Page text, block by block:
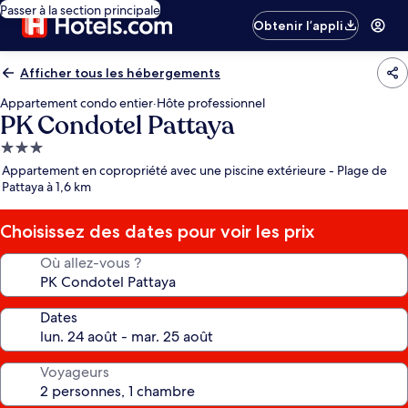
Passer à la section principale
Obtenir l’appli
Afficher tous les hébergements
Appartement condo entier·Hôte professionnel
PK Condotel Pattaya
Hébergement
3.0 étoiles
Appartement en copropriété avec une piscine extérieure - Plage de
Pattaya à 1,6 km
Choisissez des dates pour voir les prix
Où allez-vous ?
Dates
Voyageurs